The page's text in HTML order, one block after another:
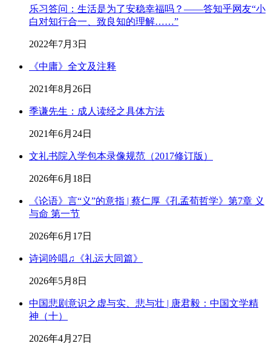
乐习答问：生活是为了安稳幸福吗？——答知乎网友“小
白对知行合一、致良知的理解……”
2022年7月3日
《中庸》全文及注释
2021年8月26日
季谦先生：成人读经之具体方法
2021年6月24日
文礼书院入学包本录像规范（2017修订版）
2026年6月18日
《论语》言“义”的意指 | 蔡仁厚《孔孟荀哲学》第7章 义
与命 第一节
2026年6月17日
诗词吟唱♫《礼运大同篇》
2026年5月8日
中国悲剧意识之虚与实、悲与壮 | 唐君毅：中国文学精
神（十）
2026年4月27日